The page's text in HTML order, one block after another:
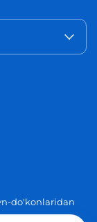
do'konlaridan